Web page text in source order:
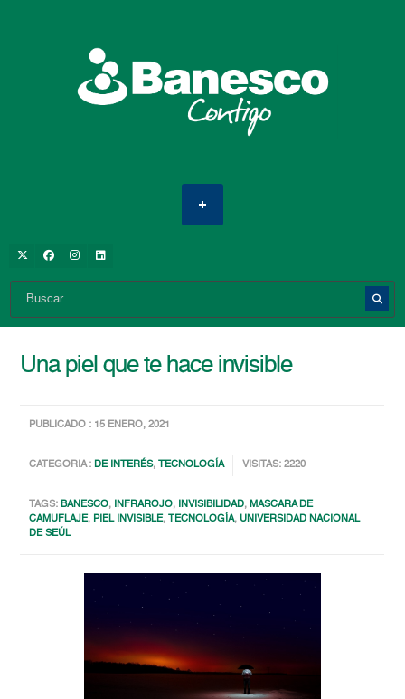
Una piel que te hace invisible
PUBLICADO : 15 ENERO, 2021
CATEGORIA :DE INTERÉS, TECNOLOGÍA VISITAS: 2220
TAGS:BANESCO, INFRAROJO, INVISIBILIDAD,MASCARA DE
CAMUFLAJE, PIEL INVISIBLE, TECNOLOGÍA,UNIVERSIDAD NACIONAL
DE SEÚL